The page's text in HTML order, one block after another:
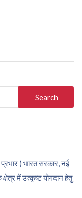
) भारत सरकार, नई
क्षेत्र में उत्कृष्ट योगदान हेतु